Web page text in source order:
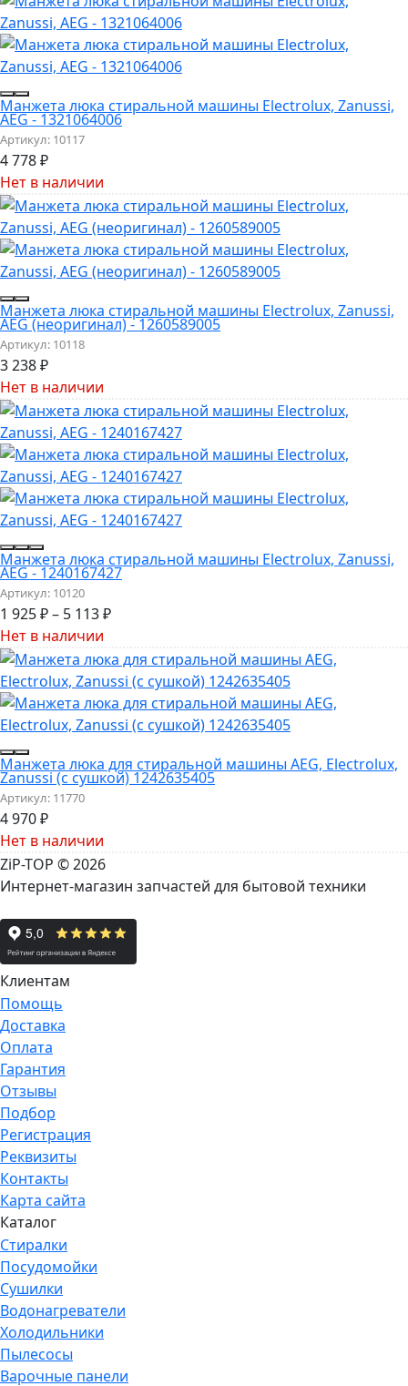
Манжета люка стиральной машины Electrolux, Zanussi,
AEG - 1321064006
Артикул: 10117
4 778₽
Нет в наличии
Манжета люка стиральной машины Electrolux, Zanussi,
AEG (неоригинал) - 1260589005
Артикул: 10118
3 238₽
Нет в наличии
Манжета люка стиральной машины Electrolux, Zanussi,
AEG - 1240167427
Артикул: 10120
1 925₽– 5 113₽
Нет в наличии
Манжета люка для стиральной машины AEG, Electrolux,
Zanussi (с сушкой) 1242635405
Артикул: 11770
4 970₽
Нет в наличии
ZiP-TOP © 2026
Интернет-магазин запчастей для бытовой техники
Клиентам
Помощь
Доставка
Оплата
Гарантия
Отзывы
Подбор
Регистрация
Реквизиты
Контакты
Карта сайта
Каталог
Стиралки
Посудомойки
Сушилки
Водонагреватели
Холодильники
Пылесосы
Варочные панели